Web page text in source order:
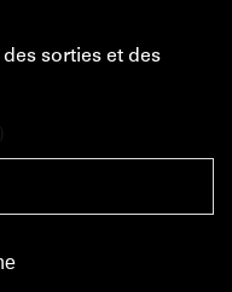
sorties et des